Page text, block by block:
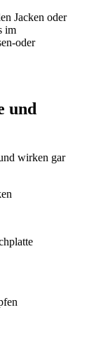
Jacken oder
im
oder
und
wirken gar